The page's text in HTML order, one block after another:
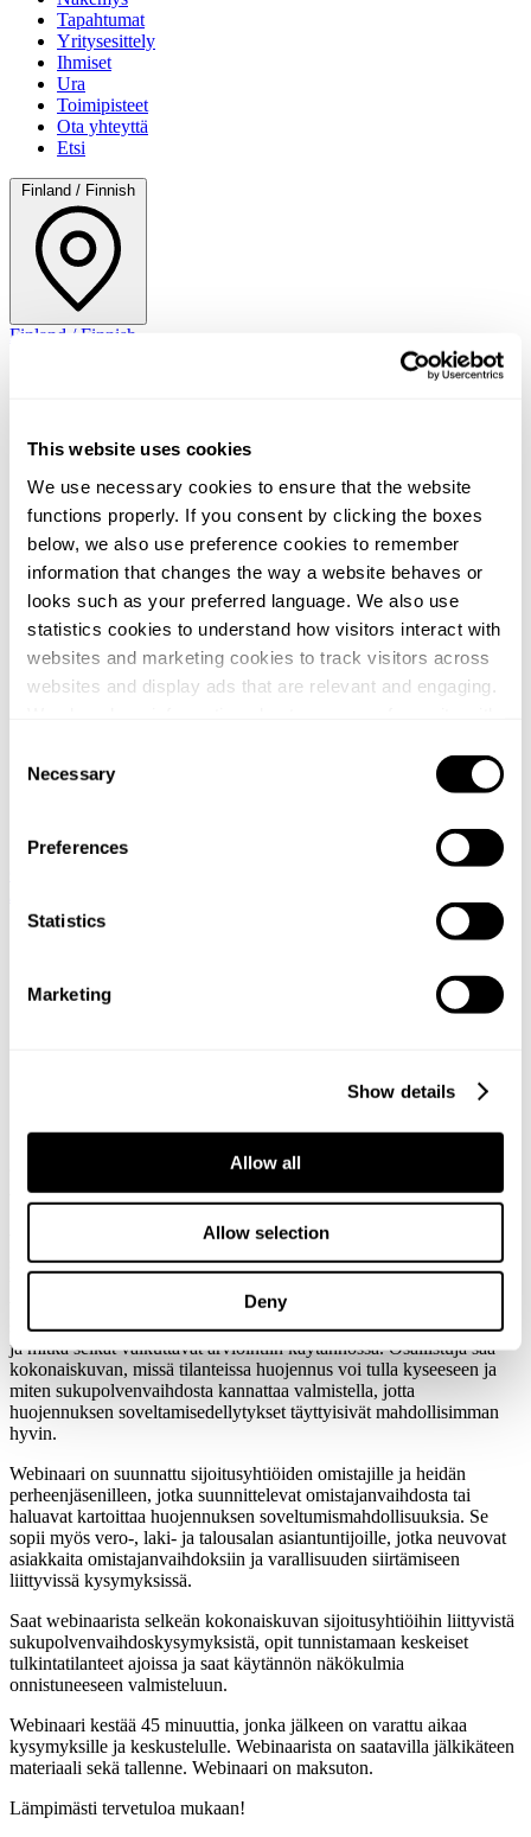
This website uses cookies
We use necessary cookies to ensure that the website
functions properly. If you consent by clicking the boxes
below, we also use preference cookies to remember
information that changes the way a website behaves or
looks such as your preferred language. We also use
statistics cookies to understand how visitors interact with
websites and marketing cookies to track visitors across
websites and display ads that are relevant and engaging.
may combine it with other information that you’ve
provided to them or that they’ve collected from your use
clicking the cookie icon at the bottom of the webpage.
Selection
Necessary
Preferences
Statistics
Marketing
Show details
Allow all
Allow selection
Deny
Tapahtumat
Yritysesittely
Ihmiset
Ura
Toimipisteet
Ota yhteyttä
Etsi
Finland / Finnish
Finland / Finnish
Denmark
/
sukupolvenvaihdos
Webinaari 8.9.2026 klo 10-11 (60 min)
Webinaarissa käydään läpi sijoitusyhtiön
sukupolvenvaihdoshuojennuksen soveltamisedellytyksiä, käytännön
verotuskäytäntöä. Webinaarissa tarkastellaan erityisesti sitä, milloin
sijoitusyhtiötä voidaan pitää huojennukseen oikeuttavana yrityksenä
ja mitkä seikat vaikuttavat arviointiin käytännössä. Osallistuja saa
kokonaiskuvan, missä tilanteissa huojennus voi tulla kyseeseen ja
miten sukupolvenvaihdosta kannattaa valmistella, jotta
huojennuksen soveltamisedellytykset täyttyisivät mahdollisimman
hyvin.
Webinaari on suunnattu sijoitusyhtiöiden omistajille ja heidän
perheenjäsenilleen, jotka suunnittelevat omistajanvaihdosta tai
haluavat kartoittaa huojennuksen soveltumismahdollisuuksia. Se
sopii myös vero-, laki- ja talousalan asiantuntijoille, jotka neuvovat
asiakkaita omistajanvaihdoksiin ja varallisuuden siirtämiseen
liittyvissä kysymyksissä.
Saat webinaarista selkeän kokonaiskuvan sijoitusyhtiöihin liittyvistä
sukupolvenvaihdoskysymyksistä, opit tunnistamaan keskeiset
tulkintatilanteet ajoissa ja saat käytännön näkökulmia
onnistuneeseen valmisteluun.
Webinaari kestää 45 minuuttia, jonka jälkeen on varattu aikaa
kysymyksille ja keskustelulle. Webinaarista on saatavilla jälkikäteen
materiaali sekä tallenne. Webinaari on maksuton.
Lämpimästi tervetuloa mukaan!